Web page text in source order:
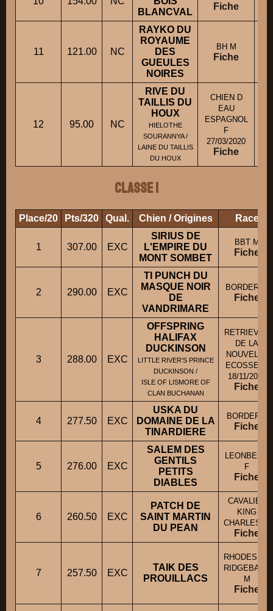
BLANCVAL
Fiche
11 121.00 NC
RAYKO DU
ROYAUME
DES
GUEULES
NOIRES
BH M
Fiche
12 95.00 NC
RIVE DU
TAILLIS DU
HOUX
HIELOTHE
SOURANNYA /
LAINE DU TAILLIS
DU HOUX
CHIEN D
EAU
ESPAGNOL
F
27/03/2020
Fiche
Classe 1
Place/20 Pts/320 Qual. Chien / Origines Race
1 307.00 EXC
SIRIUS DE
L'EMPIRE DU
MONT SOMBET
BBT M
Fiche
2 290.00 EXC
TI PUNCH DU
MASQUE NOIR
DE
VANDRIMARE
BORDER M
Fiche
3 288.00 EXC
OFFSPRING
HALIFAX
DUCKINSON
LITTLE RIVER'S PRINCE
DUCKINSON /
ISLE OF LISMORE OF
CLAN BUCHANAN
RETRIEVER
DE LA
NOUVELLE
ECOSSE M
18/11/2018
Fiche
4 277.50 EXC
USKA DU
DOMAINE DE LA
TINARDIERE
BORDER F
Fiche
5 276.00 EXC
SALEM DES
GENTILS
PETITS
DIABLES
LEONBERG
F
Fiche
6 260.50 EXC
PATCH DE
SAINT MARTIN
DU PEAN
CAVALIER
KING
CHARLES M
Fiche
7 257.50 EXC
TAIK DES
PROUILLACS
RHODESIAN
RIDGEBACK
M
Fiche